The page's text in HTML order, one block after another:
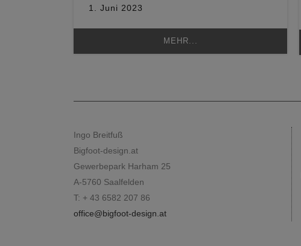
1. Juni 2023
MEHR...
Ingo Breitfuß
Bigfoot-design.at
Gewerbepark Harham 25
A-5760 Saalfelden
T: + 43 6582 207 86
office@bigfoot-design.at